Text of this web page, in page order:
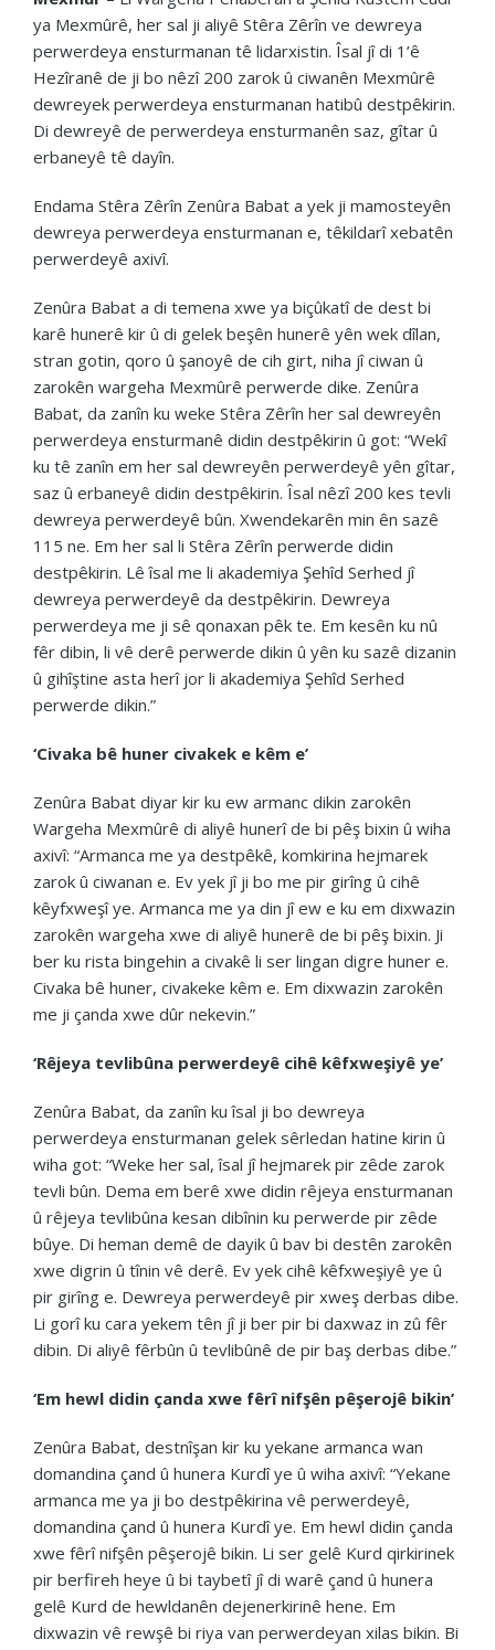
ya Mexmûrê, her sal ji aliyê Stêra Zêrîn ve dewreya
perwerdeya ensturmanan tê lidarxistin. Îsal jî di 1’ê
Hezîranê de ji bo nêzî 200 zarok û ciwanên Mexmûrê
dewreyek perwerdeya ensturmanan hatibû destpêkirin.
Di dewreyê de perwerdeya ensturmanên saz, gîtar û
erbaneyê tê dayîn.
Endama Stêra Zêrîn Zenûra Babat a yek ji mamosteyên
dewreya perwerdeya ensturmanan e, têkildarî xebatên
perwerdeyê axivî.
Zenûra Babat a di temena xwe ya biçûkatî de dest bi
karê hunerê kir û di gelek beşên hunerê yên wek dîlan,
stran gotin, qoro û şanoyê de cih girt, niha jî ciwan û
zarokên wargeha Mexmûrê perwerde dike. Zenûra
Babat, da zanîn ku weke Stêra Zêrîn her sal dewreyên
perwerdeya ensturmanê didin destpêkirin û got: “Wekî
ku tê zanîn em her sal dewreyên perwerdeyê yên gîtar,
saz û erbaneyê didin destpêkirin. Îsal nêzî 200 kes tevli
dewreya perwerdeyê bûn. Xwendekarên min ên sazê
115 ne. Em her sal li Stêra Zêrîn perwerde didin
destpêkirin. Lê îsal me li akademiya Şehîd Serhed jî
dewreya perwerdeyê da destpêkirin. Dewreya
perwerdeya me ji sê qonaxan pêk te. Em kesên ku nû
fêr dibin, li vê derê perwerde dikin û yên ku sazê dizanin
û gihîştine asta herî jor li akademiya Şehîd Serhed
perwerde dikin.”
‘Civaka bê huner civakek e kêm e’
Zenûra Babat diyar kir ku ew armanc dikin zarokên
Wargeha Mexmûrê di aliyê hunerî de bi pêş bixin û wiha
axivî: “Armanca me ya destpêkê, komkirina hejmarek
zarok û ciwanan e. Ev yek jî ji bo me pir girîng û cihê
kêyfxweşî ye. Armanca me ya din jî ew e ku em dixwazin
zarokên wargeha xwe di aliyê hunerê de bi pêş bixin. Ji
ber ku rista bingehin a civakê li ser lingan digre huner e.
Civaka bê huner, civakeke kêm e. Em dixwazin zarokên
me ji çanda xwe dûr nekevin.”
‘Rêjeya tevlibûna perwerdeyê cihê kêfxweşiyê ye’
Zenûra Babat, da zanîn ku îsal ji bo dewreya
perwerdeya ensturmanan gelek sêrledan hatine kirin û
wiha got: “Weke her sal, îsal jî hejmarek pir zêde zarok
tevli bûn. Dema em berê xwe didin rêjeya ensturmanan
û rêjeya tevlibûna kesan dibînin ku perwerde pir zêde
bûye. Di heman demê de dayik û bav bi destên zarokên
xwe digrin û tînin vê derê. Ev yek cihê kêfxweşiyê ye û
pir girîng e. Dewreya perwerdeyê pir xweş derbas dibe.
Li gorî ku cara yekem tên jî ji ber pir bi daxwaz in zû fêr
dibin. Di aliyê fêrbûn û tevlibûnê de pir baş derbas dibe.”
‘Em hewl didin çanda xwe fêrî nifşên pêşerojê bikin’
Zenûra Babat, destnîşan kir ku yekane armanca wan
domandina çand û hunera Kurdî ye û wiha axivî: “Yekane
armanca me ya ji bo destpêkirina vê perwerdeyê,
domandina çand û hunera Kurdî ye. Em hewl didin çanda
xwe fêrî nifşên pêşerojê bikin. Li ser gelê Kurd qirkirinek
pir berfireh heye û bi taybetî jî di warê çand û hunera
gelê Kurd de hewldanên dejenerkirinê hene. Em
dixwazin vê rewşê bi riya van perwerdeyan xilas bikin. Bi